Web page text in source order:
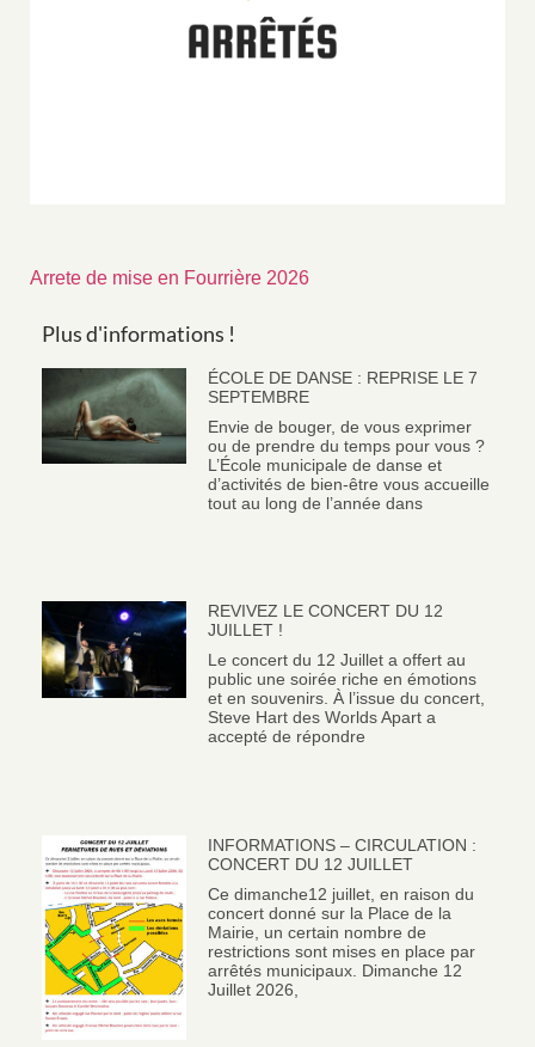
Arrete de mise en Fourrière 2026
Plus d'informations !
ÉCOLE DE DANSE : REPRISE LE 7
SEPTEMBRE
Envie de bouger, de vous exprimer
ou de prendre du temps pour vous ?
L’École municipale de danse et
d’activités de bien-être vous accueille
tout au long de l’année dans
REVIVEZ LE CONCERT DU 12
JUILLET !
Le concert du 12 Juillet a offert au
public une soirée riche en émotions
et en souvenirs. À l’issue du concert,
Steve Hart des Worlds Apart a
accepté de répondre
INFORMATIONS – CIRCULATION :
CONCERT DU 12 JUILLET
Ce dimanche12 juillet, en raison du
concert donné sur la Place de la
Mairie, un certain nombre de
restrictions sont mises en place par
arrêtés municipaux. Dimanche 12
Juillet 2026,